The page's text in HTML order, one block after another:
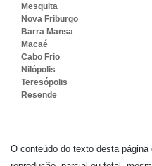
Mesquita
Nova Friburgo
Barra Mansa
Macaé
Cabo Frio
Nilópolis
Teresópolis
Resende
O conteúdo do texto desta